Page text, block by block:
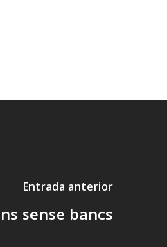
Entrada anterior
sense bancs